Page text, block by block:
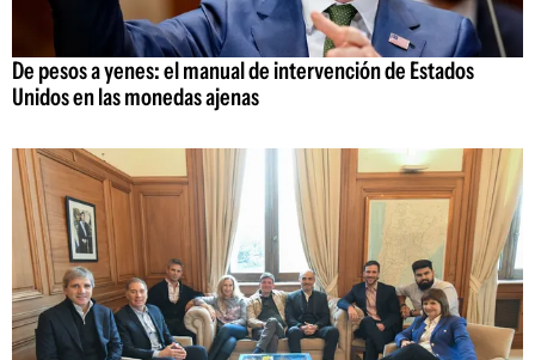
De pesos a yenes: el manual de intervención de Estados
Unidos en las monedas ajenas